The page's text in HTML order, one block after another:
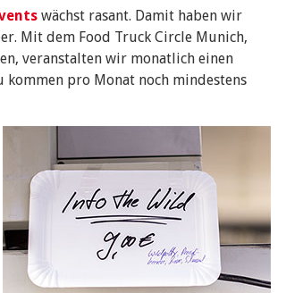
wächst rasant. Damit haben wir
Mit dem Food Truck Circle Munich,
veranstalten wir monatlich einen
kommen pro Monat noch mindestens